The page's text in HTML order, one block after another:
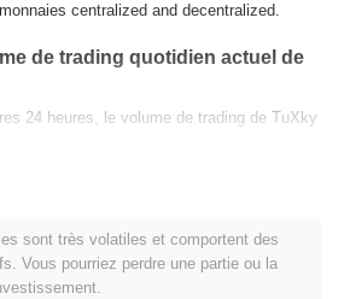
centralized and decentralized.
de trading quotidien actuel de
24 heures, le volume de trading de TuXky
de la fourchette de prix de
(ATH) :€0.0 8870
:
€0.00
sont très volatiles et comportent des
Vous pourriez perdre une partie ou la